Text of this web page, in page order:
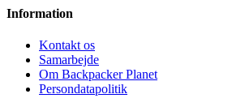
Information
Kontakt os
Samarbejde
Om Backpacker Planet
Persondatapolitik